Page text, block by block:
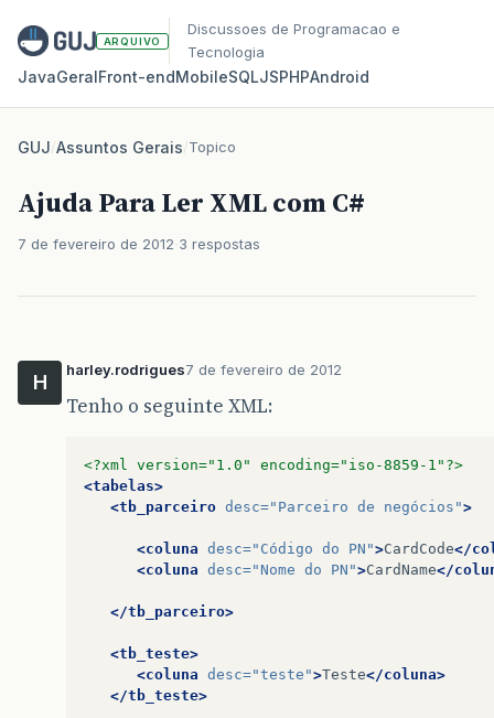
ARQUIVO
Discussoes de Programacao e
Tecnologia
JavaGeralFront‑endMobileSQLJSPHPAndroid
GUJ/Assuntos Gerais/Topico
Ajuda Para Ler XML com C#
7 de fevereiro de 2012 3 respostas
H
harley.rodrigues7 de fevereiro de 2012
Tenho o seguinte XML:
<?xml version="1.0" encoding="iso-8859-1"?>
<tabelas>
<tb_parceiro desc="Parceiro de negócios">
<coluna desc="Código do PN">CardCode</
<coluna desc="Nome do PN">CardName</
</tb_parceiro>
<tb_teste>
<coluna desc="teste">Teste</coluna>
</tb_teste>